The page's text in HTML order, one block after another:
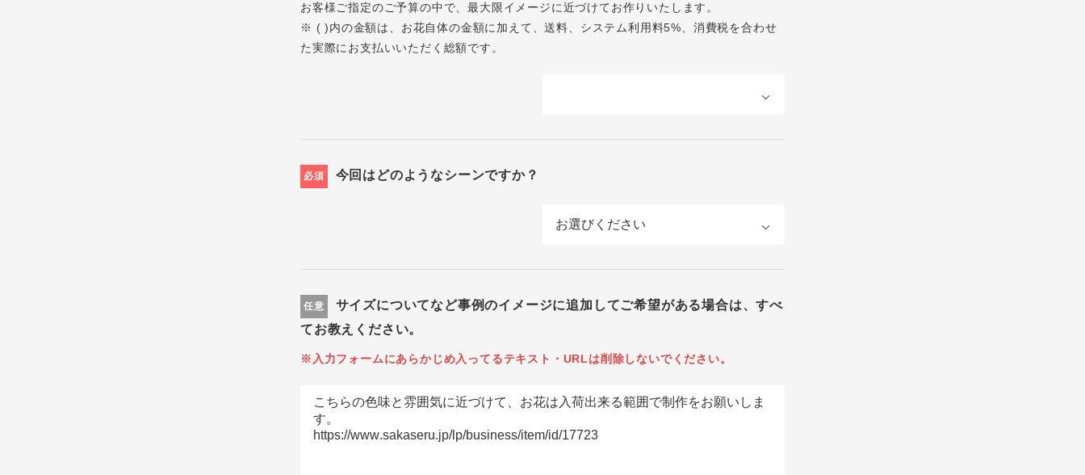
お客様ご指定のご予算の中で、最大限イメージに近づけてお作りいたします。
※ ( )内の金額は、お花自体の金額に加えて、送料、システム利用料5%、消費税を合わせ
た実際にお支払いいただく総額です。
必須 今回はどのようなシーンですか？
任意
サイズについてなど事例のイメージに追加してご希望がある場合は、すべ
てお教えください。
※入力フォームにあらかじめ入ってるテキスト・URLは削除しないでください。